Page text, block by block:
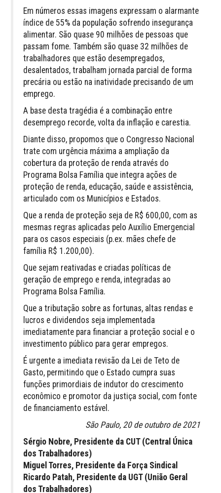
Em números essas imagens expressam o alarmante
índice de 55% da população sofrendo insegurança
alimentar. São quase 90 milhões de pessoas que
passam fome. Também são quase 32 milhões de
trabalhadores que estão desempregados,
desalentados, trabalham jornada parcial de forma
precária ou estão na inatividade precisando de um
emprego.
A base desta tragédia é a combinação entre
desemprego recorde, volta da inflação e carestia.
Diante disso, propomos que o Congresso Nacional
trate com urgência máxima a ampliação da
cobertura da proteção de renda através do
Programa Bolsa Família que integra ações de
proteção de renda, educação, saúde e assistência,
articulado com os Municípios e Estados.
Que a renda de proteção seja de R$ 600,00, com as
mesmas regras aplicadas pelo Auxílio Emergencial
para os casos especiais (p.ex. mães chefe de
família R$ 1.200,00).
Que sejam reativadas e criadas políticas de
geração de emprego e renda, integradas ao
Programa Bolsa Família.
Que a tributação sobre as fortunas, altas rendas e
lucros e dividendos seja implementada
imediatamente para financiar a proteção social e o
investimento público para gerar empregos.
É urgente a imediata revisão da Lei de Teto de
Gasto, permitindo que o Estado cumpra suas
funções primordiais de indutor do crescimento
econômico e promotor da justiça social, com fonte
de financiamento estável.
São Paulo, 20 de outubro de 2021
Sérgio Nobre, Presidente da CUT (Central Única
dos Trabalhadores)
Miguel Torres, Presidente da Força Sindical
Ricardo Patah, Presidente da UGT (União Geral
dos Trabalhadores)